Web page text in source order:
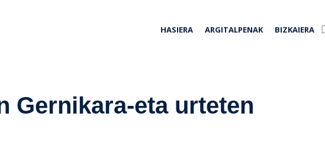
HASIERA ARGITALPENAK BIZKAIERA
Gernikara-eta urteten